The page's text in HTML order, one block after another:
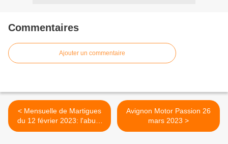
Commentaires
Ajouter un commentaire
< Mensuelle de Martigues
du 12 février 2023: l'abum
est disponible: :
Avignon Motor Passion 26
mars 2023 >